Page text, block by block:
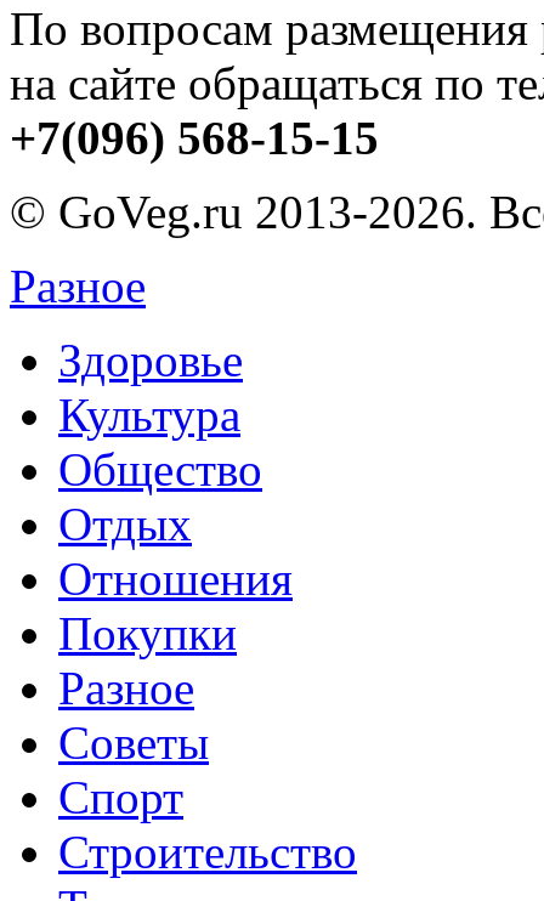
По вопросам размещения
на сайте обращаться по
+7(096) 568-15-15
© GoVeg.ru 2013-2026.
Разное
Здоровье
Культура
Общество
Отдых
Отношения
Покупки
Разное
Советы
Спорт
Строительство